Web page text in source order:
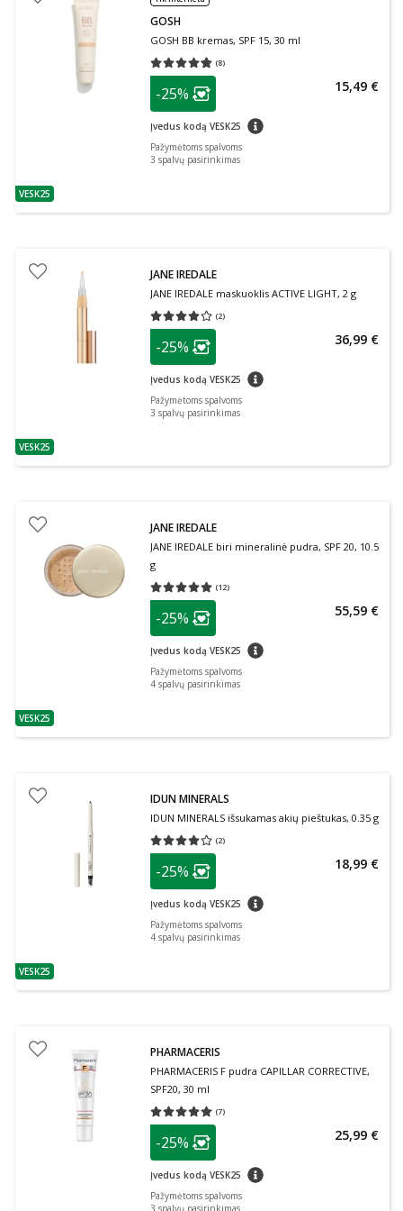
patarimas
VESK25
GOSH
GOSH BB kremas, SPF 15, 30 ml
(8)
Vidutinis įvertinimas 4.75
patarimas
Lojalumo klubo narių nuolaida
-25%
Įvedus kodą VESK25 patarimas
15,49 €
Pažymėtoms spalvoms
3 spalvų pasirinkimas
patarimas
VESK25
JANE IREDALE
JANE IREDALE maskuoklis ACTIVE LIGHT, 2 g
(2)
Vidutinis įvertinimas 4.00
patarimas
Lojalumo klubo narių nuolaida
-25%
Įvedus kodą VESK25 patarimas
36,99 €
Pažymėtoms spalvoms
3 spalvų pasirinkimas
patarimas
VESK25
JANE IREDALE
JANE IREDALE biri mineralinė pudra, SPF 20, 10.5
g
(12)
Vidutinis įvertinimas 5.00
patarimas
Lojalumo klubo narių nuolaida
-25%
Įvedus kodą VESK25 patarimas
55,59 €
Pažymėtoms spalvoms
4 spalvų pasirinkimas
patarimas
VESK25
IDUN MINERALS
IDUN MINERALS išsukamas akių pieštukas, 0.35 g
(2)
Vidutinis įvertinimas 4.00
patarimas
Lojalumo klubo narių nuolaida
-25%
Įvedus kodą VESK25 patarimas
18,99 €
Pažymėtoms spalvoms
4 spalvų pasirinkimas
PHARMACERIS
PHARMACERIS F pudra CAPILLAR CORRECTIVE,
SPF20, 30 ml
(7)
Vidutinis įvertinimas 5.00
patarimas
Lojalumo klubo narių nuolaida
-25%
Įvedus kodą VESK25 patarimas
25,99 €
Pažymėtoms spalvoms
3 spalvų pasirinkimas